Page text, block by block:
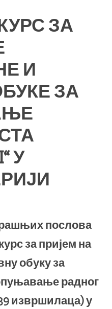
ЗА
И
ЗА
У
послова
за пријем на
обуку за
радног
извршилаца) у